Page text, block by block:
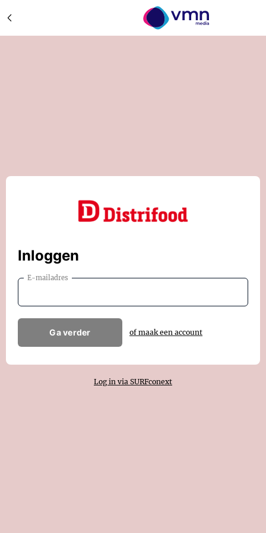
Inloggen
E-mailadres
Ga verder of maak een account
Log in via SURFconext